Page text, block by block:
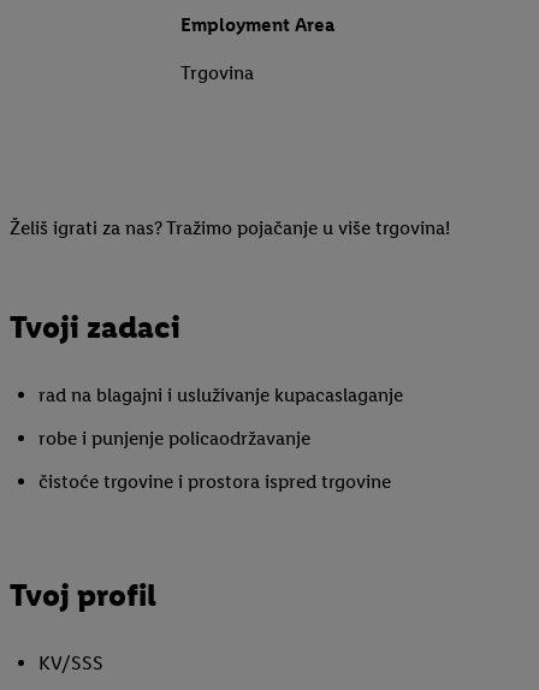
Employment Area
Trgovina
Želiš igrati za nas? Tražimo pojačanje u više trgovina!
Tvoji zadaci
rad na blagajni i usluživanje kupacaslaganje
robe i punjenje policaodržavanje
čistoće trgovine i prostora ispred trgovine
Tvoj profil
KV/SSS